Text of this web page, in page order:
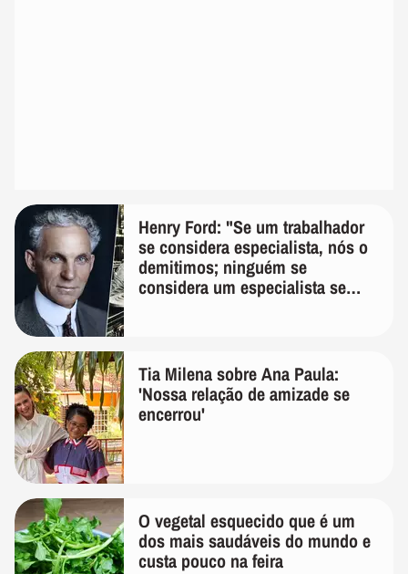
Henry Ford: "Se um trabalhador
se considera especialista, nós o
demitimos; ninguém se
considera um especialista se
Tia Milena sobre Ana Paula:
'Nossa relação de amizade se
encerrou'
O vegetal esquecido que é um
dos mais saudáveis do mundo e
custa pouco na feira